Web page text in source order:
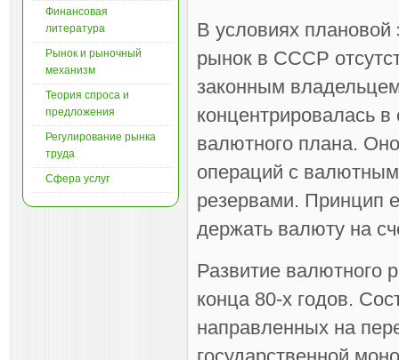
В условиях
рынок в СССР
законным
концентрировалась
валютного плана.
операций с
резервами. Принцип
держать валюту на
Развитие валютного
конца 80-х годов.
направленных на
Финансовая
литература
Рынок и рыночный
механизм
Теория спроса и
предложения
Регулирование рынка
труда
Сфера услуг